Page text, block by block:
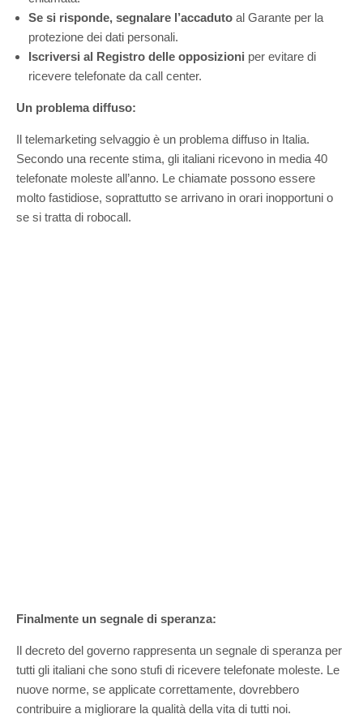
Se si risponde, segnalare l’accaduto al Garante per la
protezione dei dati personali.
Iscriversi al Registro delle opposizioni per evitare di
ricevere telefonate da call center.
Un problema diffuso:
Il telemarketing selvaggio è un problema diffuso in Italia.
Secondo una recente stima, gli italiani ricevono in media 40
telefonate moleste all’anno. Le chiamate possono essere
molto fastidiose, soprattutto se arrivano in orari inopportuni o
se si tratta di robocall.
Finalmente un segnale di speranza:
Il decreto del governo rappresenta un segnale di speranza per
tutti gli italiani che sono stufi di ricevere telefonate moleste. Le
nuove norme, se applicate correttamente, dovrebbero
contribuire a migliorare la qualità della vita di tutti noi.